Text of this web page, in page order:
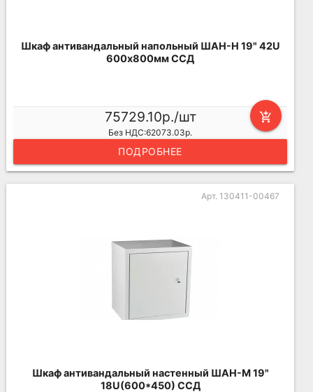
Шкаф антивандальный напольный ШАН-Н 19" 42U
600х800мм ССД
add_shopping_cart
75729.10р./шт
Без НДС:62073.03р.
ПОДРОБНЕЕ
Арт. 130411-00467
Шкаф антивандальный настенный ШАН-М 19"
18U(600*450) ССД